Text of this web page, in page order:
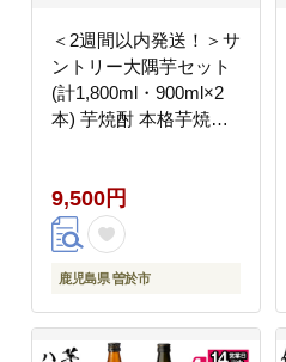
＜2週間以内発送！＞サ
ントリー大隅芋セット
(計1,800ml・900ml×2
本) 芋焼酎 本格芋焼酎
9,500円
鹿児島県 曽於市